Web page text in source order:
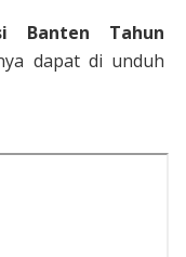
Banten Tahun
dapat di unduh